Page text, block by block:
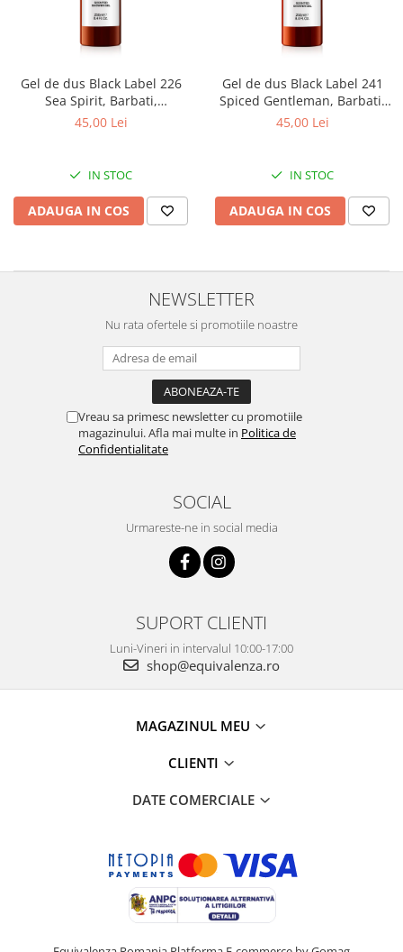
Gel de dus Black Label 226
Sea Spirit, Barbati,
Equivalenza, 250 ml
45,00 Lei
IN STOC
ADAUGA IN COS
Gel de dus Black Label 241
Spiced Gentleman, Barbati,
Equivalenza, 250 ml
45,00 Lei
IN STOC
ADAUGA IN COS
NEWSLETTER
Nu rata ofertele si promotiile noastre
Vreau sa primesc newsletter cu promotiile
magazinului. Afla mai multe in Politica de
Confidentialitate
SOCIAL
Urmareste-ne in social media
SUPORT CLIENTI
Luni-Vineri in intervalul 10:00-17:00
shop@equivalenza.ro
MAGAZINUL MEU
CLIENTI
DATE COMERCIALE